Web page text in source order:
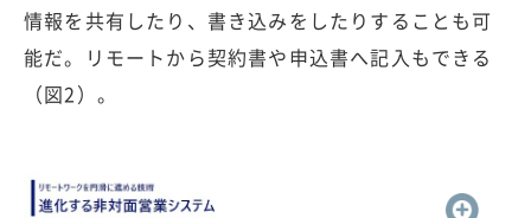
情報を共有したり、書き込みをしたりすることも可
能だ。リモートから契約書や申込書へ記入もできる
（図2）。